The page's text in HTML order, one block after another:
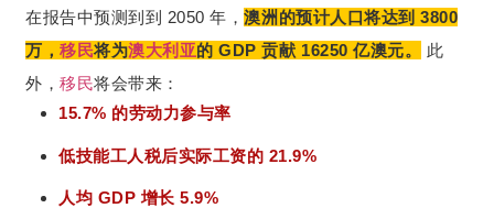
在报告中预测到到 2050 年，澳洲的预计人口将达到 3800
万，移民将为澳大利亚的 GDP 贡献 16250 亿澳元。
此
外，移民将会带来：
15.7% 的劳动力参与率
低技能工人税后实际工资的 21.9%
人均 GDP 增长 5.9%